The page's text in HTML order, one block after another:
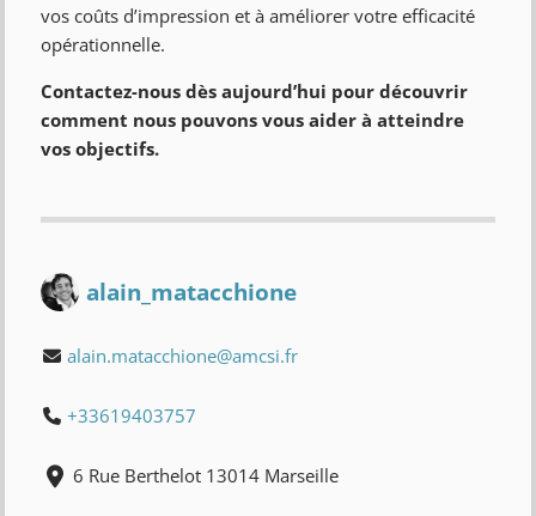
vos coûts d’impression et à améliorer votre efficacité
opérationnelle.
Contactez-nous dès aujourd’hui pour découvrir
comment nous pouvons vous aider à atteindre
vos objectifs.
alain_matacchione
alain.matacchione@amcsi.fr
+33619403757
6 Rue Berthelot 13014 Marseille